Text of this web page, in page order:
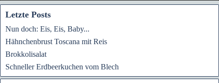
Letzte Posts
Nun doch: Eis, Eis, Baby...
Hähnchenbrust Toscana mit Reis
Brokkolisalat
Schneller Erdbeerkuchen vom Blech